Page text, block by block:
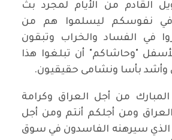
القادم من الأيام لمجرد بث
في نفوسكم ليسلموا هم من
في الفساد والخراب وتبقون
"وحاشاكم" أن تبلغوا هذا
وأشد بأسا ونشامى حقيقيون.
من أجل العراق وكرامة
ومن أجلكم أنتم ومن أجل
الذي سيرهنه الفاسدون في سوق